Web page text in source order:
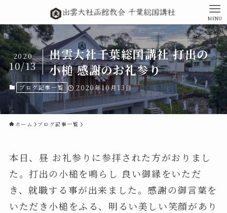
MENU
出雲大社千葉総国講社 打出の
小槌 感謝のお礼参り
2020
10/13
ブログ記事一覧 2020年10月13日
ホーム ブログ記事一覧
本日、昼 お礼参りに参拝された方がおりまし
た。打出の小槌を鳴らし 良い御縁をいただ
き、就職する事が出来ました。感謝の御言葉を
いただき小槌をふる、明るい美しい笑顔があり